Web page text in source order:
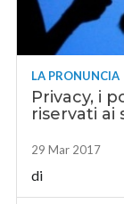
LA PRONUNCIA
Privacy, i
riservati ai
29 Mar 2017
di